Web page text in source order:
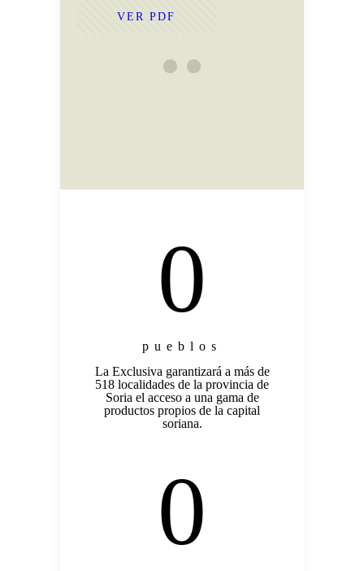
VER PDF
0
pueblos
La Exclusiva garantizará a más de
518 localidades de la provincia de
Soria el acceso a una gama de
productos propios de la capital
soriana.
0